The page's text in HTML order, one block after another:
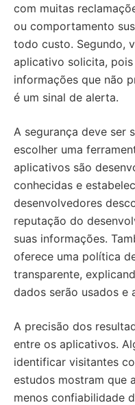
com muitas
ou comportamento
todo custo. Segundo,
aplicativo solicita,
informações que não
é um sinal de alerta.
A segurança deve ser
escolher uma
aplicativos são
conhecidas e
desenvolvedores
reputação do
suas informações.
oferece uma política
transparente,
dados serão usados e
A precisão dos
entre os aplicativos.
identificar visitantes
estudos mostram que
menos confiabilidade